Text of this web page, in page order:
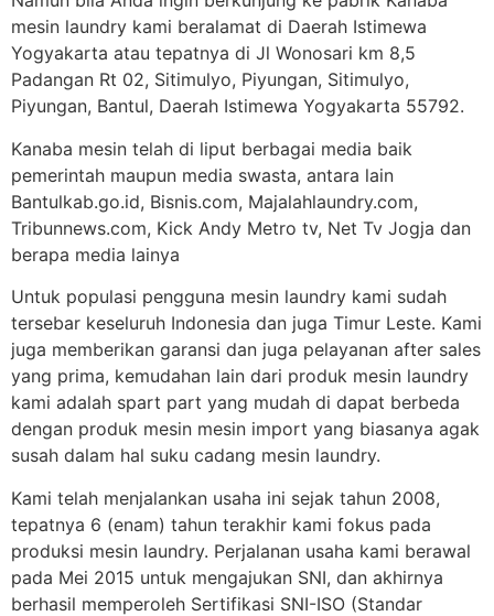
mesin laundry kami beralamat di Daerah Istimewa
Yogyakarta atau tepatnya di Jl Wonosari km 8,5
Padangan Rt 02, Sitimulyo, Piyungan, Sitimulyo,
Piyungan, Bantul, Daerah Istimewa Yogyakarta 55792.
Kanaba mesin telah di liput berbagai media baik
pemerintah maupun media swasta, antara lain
Bantulkab.go.id, Bisnis.com, Majalahlaundry.com,
Tribunnews.com, Kick Andy Metro tv, Net Tv Jogja dan
berapa media lainya
Untuk populasi pengguna mesin laundry kami sudah
tersebar keseluruh Indonesia dan juga Timur Leste. Kami
juga memberikan garansi dan juga pelayanan after sales
yang prima, kemudahan lain dari produk mesin laundry
kami adalah spart part yang mudah di dapat berbeda
dengan produk mesin mesin import yang biasanya agak
susah dalam hal suku cadang mesin laundry.
Kami telah menjalankan usaha ini sejak tahun 2008,
tepatnya 6 (enam) tahun terakhir kami fokus pada
produksi mesin laundry. Perjalanan usaha kami berawal
pada Mei 2015 untuk mengajukan SNI, dan akhirnya
berhasil memperoleh Sertifikasi SNI-ISO (Standar